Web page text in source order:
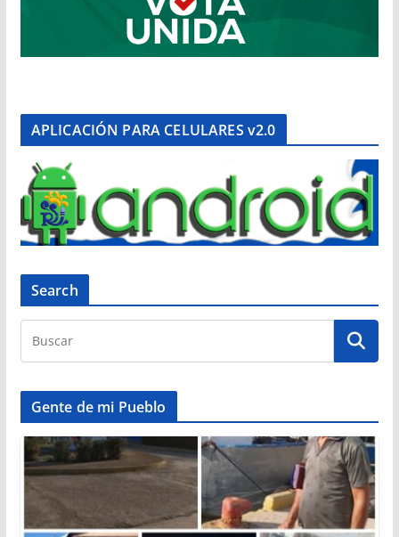
APLICACIÓN PARA CELULARES v2.0
Search
Gente de mi Pueblo